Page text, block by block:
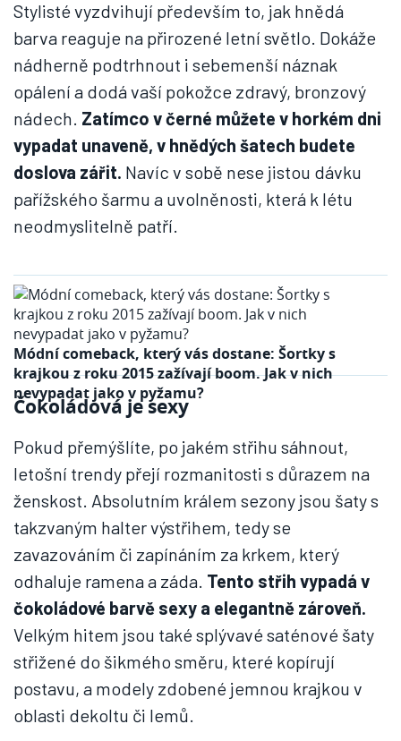
Stylisté vyzdvihují především to, jak hnědá
barva reaguje na přirozené letní světlo. Dokáže
nádherně podtrhnout i sebemenší náznak
opálení a dodá vaší pokožce zdravý, bronzový
nádech. Zatímco v černé můžete v horkém dni
vypadat unaveně, v hnědých šatech budete
doslova zářit. Navíc v sobě nese jistou dávku
pařížského šarmu a uvolněnosti, která k létu
neodmyslitelně patří.
Módní comeback, který vás dostane: Šortky s
krajkou z roku 2015 zažívají boom. Jak v nich
nevypadat jako v pyžamu?
Čokoládová je sexy
Pokud přemýšlíte, po jakém střihu sáhnout,
letošní trendy přejí rozmanitosti s důrazem na
ženskost. Absolutním králem sezony jsou šaty s
takzvaným halter výstřihem, tedy se
zavazováním či zapínáním za krkem, který
odhaluje ramena a záda. Tento střih vypadá v
čokoládové barvě sexy a elegantně zároveň.
Velkým hitem jsou také splývavé saténové šaty
střižené do šikmého směru, které kopírují
postavu, a modely zdobené jemnou krajkou v
oblasti dekoltu či lemů.